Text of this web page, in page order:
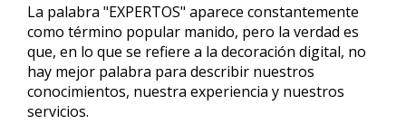
La palabra "EXPERTOS" aparece constantemente
como término popular manido, pero la verdad es
que, en lo que se refiere a la decoración digital, no
hay mejor palabra para describir nuestros
conocimientos, nuestra experiencia y nuestros
servicios.